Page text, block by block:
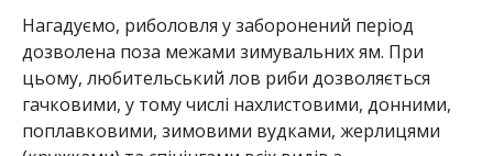
від 34 до 680 гривень. Крім того, за незаконний
вилов нараховуються збитки за кожну виловлену
рибину.